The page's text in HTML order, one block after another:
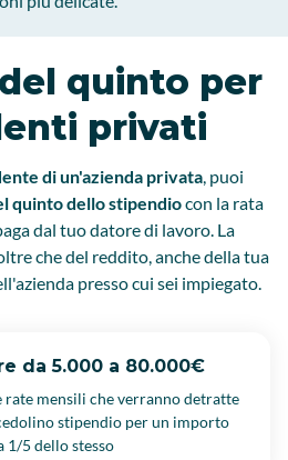
quinto per
privati
di un'azienda privata, puoi
quinto dello stipendiocon la rata
dal tuo datore di lavoro. La
che del reddito, anche della tua
presso cui sei impiegato.
da 5.000 a 80.000€
mensili che verranno detratte
stipendio per un importo
1/5 dello stesso